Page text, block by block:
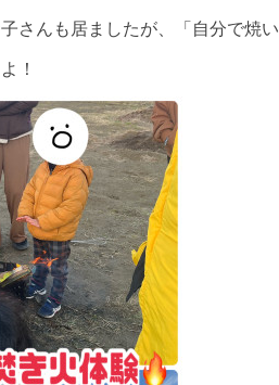
さんも居ましたが、「自分で焼
！